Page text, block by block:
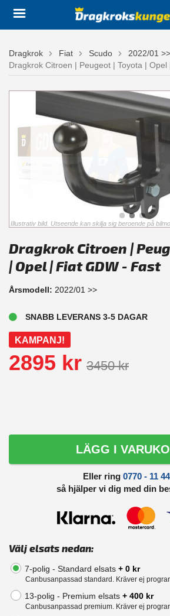
Dragkrok Fiat Scudo
2022/01 >>
Dragkrok Citroen | Peugeot | Toyota |
Illustrativ bild. Utseende kan skilja sig beroende på
Dragkrok Citroen |
| Opel | Fiat GDW - Fast
Årsmodell: 2022/01 >>
SNABB LEVERANS 3-5 DAGAR
KAMPANJ!
2895 kr 3450 kr
LÄGG I
Eller ring 0770 - 11
så hjälper vi dig med din
Välj elsats nedan:
7-polig - Standard elsats + 0 kr
Canbusanpassad standard. Kräver ej
13-polig - Premium elsats + 400 kr
Canbusanpassad premium. Kräver ej